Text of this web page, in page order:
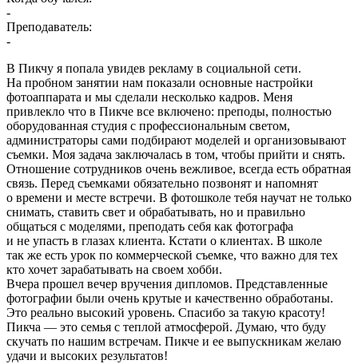
-
Преподаватель:
-
В Пикчу я попала увидев рекламу в социальной сети.
На пробном занятии нам показали основные настройки
фотоаппарата и мы сделали несколько кадров. Меня
привлекло что в Пикче все включено: преподы, полностью
оборудованная студия с профессиональным светом,
администраторы сами подбирают моделей и организовывают
съемки. Моя задача заключалась в том, чтобы прийти и снять.
Отношение сотрудников очень вежливое, всегда есть обратная
связь. Перед съемками обязательно позвонят и напомнят
о времени и месте встречи. В фотошколе тебя научат не только
снимать, ставить свет и обрабатывать, но и правильно
общаться с моделями, преподать себя как фотографа
и не упасть в глазах клиента. Кстати о клиентах. В школе
так же есть урок по коммерческой съемке, что важно для тех
кто хочет зарабатывать на своем хобби.
Вчера прошел вечер вручения дипломов. Представленные
фотографии были очень крутые и качественно обработаны.
Это реально высокий уровень. Спасибо за такую красоту!
Пикча — это семья с теплой атмосферой. Думаю, что буду
скучать по нашим встречам. Пикче и ее выпускникам желаю
удачи и высоких результатов!